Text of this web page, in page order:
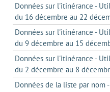
Données sur l'itinérance -
du 16 décembre au 22
Données sur l'itinérance -
du 9 décembre au 15
Données sur l'itinérance -
du 2 décembre au 8
Données de la liste par nom